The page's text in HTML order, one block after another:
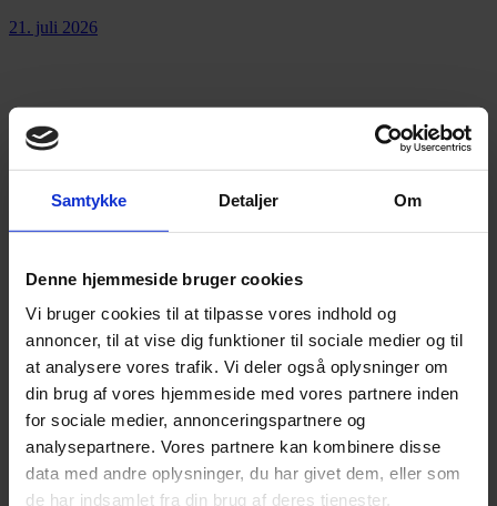
Samtykke Detaljer Om
Denne hjemmeside bruger cookies
Vi bruger cookies til at tilpasse vores indhold og
annoncer, til at vise dig funktioner til sociale medier og til
at analysere vores trafik. Vi deler også oplysninger om
din brug af vores hjemmeside med vores partnere inden
for sociale medier, annonceringspartnere og
analysepartnere. Vores partnere kan kombinere disse
data med andre oplysninger, du har givet dem, eller som
de har indsamlet fra din brug af deres tjenester.
21. juli 2026
FLERE NYHEDER